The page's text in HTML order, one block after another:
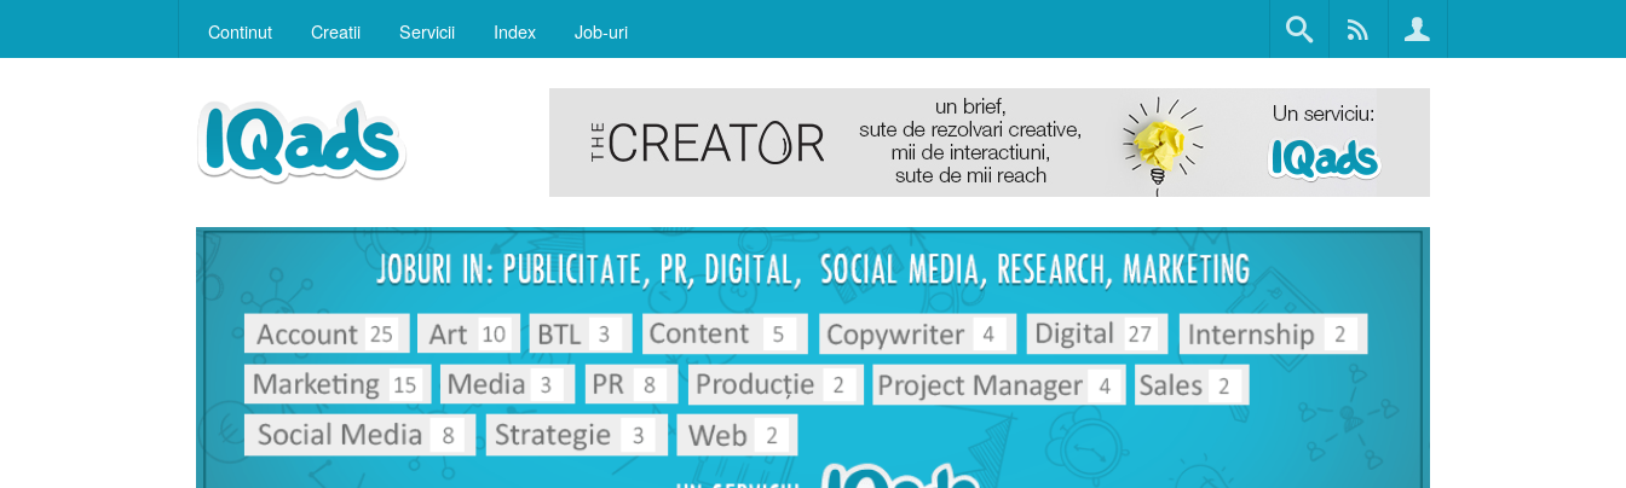
Continut Creatii Servicii Index Job-uri